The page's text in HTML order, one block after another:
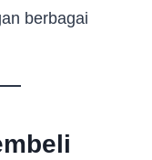
berbagai